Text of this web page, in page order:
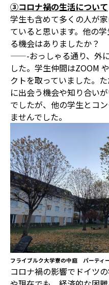
③コロナ禍の生活について
学生も含めて多くの人が
ていると思います。他の
る機会はありましたか？
——-おっしゃる通り、外
した。学生仲間はZOOM
クトを取っていました。
に出会う機会や知り合い
でしたが、他の学生とコ
ませんでした。
フライブルク大学寮の中庭 パーティ
コロナ禍の影響でドイツ